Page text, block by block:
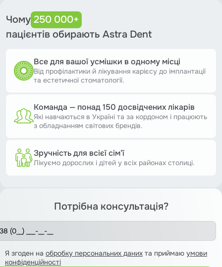
Чому 250 000+
пацієнтів обирають Astra Dent
Все для вашої усмішки в одному місці
Від профілактики й лікування карієсу до імплантації
та естетичної стоматології.
Команда — понад 150 досвідчених лікарів
Які навчаються в Україні та за кордоном і працюють
з обладнанням світових брендів.
Зручність для всієї сім’ї
Лікуємо дорослих і дітей у всіх районах столиці.
Потрібна консультація?
Я згоден наобробку персональних даних та приймаюумови
конфіденційності